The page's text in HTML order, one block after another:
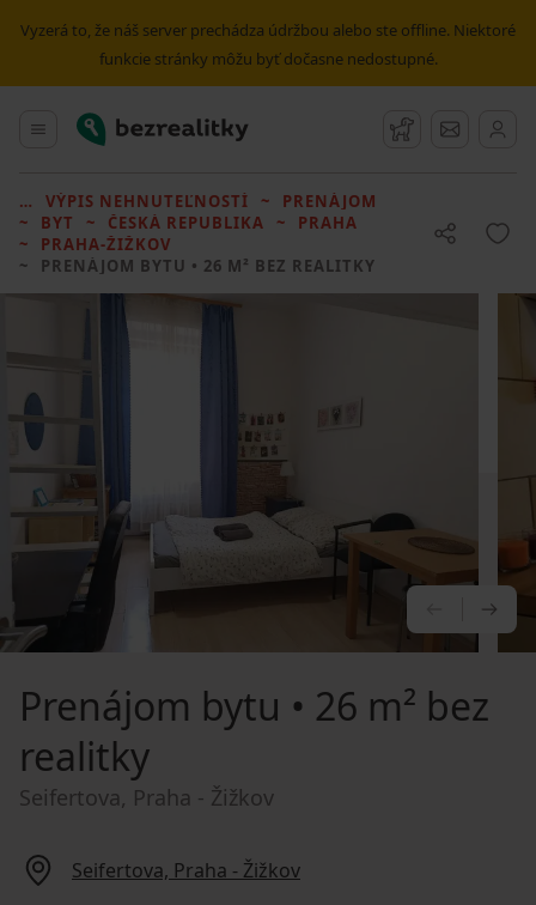
Vyzerá to, že náš server prechádza údržbou alebo ste offline. Niektoré
funkcie stránky môžu byť dočasne nedostupné.
Hlavné menu
Bezrealitky Strážny pes
Správy
VÝPIS NEHNUTEĽNOSTÍ
PRENÁJOM
BYT
ČESKÁ REPUBLIKA
PRAHA
PRAHA-ŽIŽKOV
PRENÁJOM BYTU • 26 M² BEZ REALITKY
Prenájom bytu • 26 m² bez
realitky
Seifertova, Praha - Žižkov
Seifertova, Praha - Žižkov